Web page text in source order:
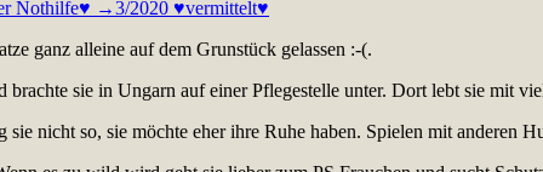
ganz alleine auf dem Grunstück gelassen :-(.
sie in Ungarn auf einer Pflegestelle unter. Dort lebt sie mit
nicht so, sie möchte eher ihre Ruhe haben. Spielen mit anderen